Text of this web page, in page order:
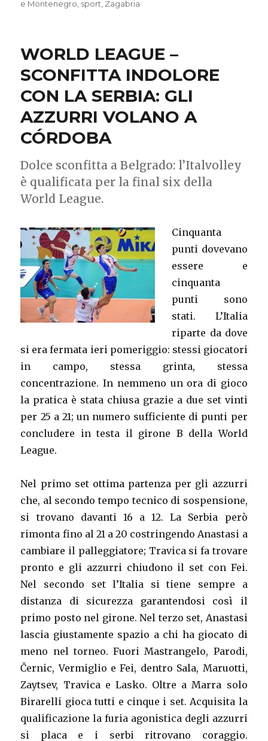
e Montenegro sport Zagabria
WORLD LEAGUE –
SCONFITTA INDOLORE
CON LA SERBIA: GLI
AZZURRI VOLANO A
CÓRDOBA
Dolce sconfitta a Belgrado: l’Italvolley
è qualificata per la final six della
World League.
Cinquanta
punti dovevano
essere e
cinquanta
punti sono
stati. L’Italia
riparte da dove
si era fermata ieri pomeriggio: stessi giocatori
in campo, stessa grinta, stessa
concentrazione. In nemmeno un ora di gioco
la pratica è stata chiusa grazie a due set vinti
per 25 a 21; un numero sufficiente di punti per
concludere in testa il girone B della World
League.
Nel primo set ottima partenza per gli azzurri
che, al secondo tempo tecnico di sospensione,
si trovano davanti 16 a 12. La Serbia però
rimonta fino al 21 a 20 costringendo Anastasi a
cambiare il palleggiatore; Travica si fa trovare
pronto e gli azzurri chiudono il set con Fei.
Nel secondo set l’Italia si tiene sempre a
distanza di sicurezza garantendosi così il
primo posto nel girone. Nel terzo set, Anastasi
lascia giustamente spazio a chi ha giocato di
meno nel torneo. Fuori Mastrangelo, Parodi,
Černic, Vermiglio e Fei, dentro Sala, Maruotti,
Zaytsev, Travica e Lasko. Oltre a Marra solo
Birarelli gioca tutti e cinque i set. Acquisita la
qualificazione la furia agonistica degli azzurri
si placa e i serbi ritrovano coraggio.